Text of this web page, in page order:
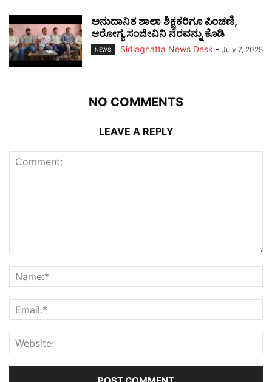
ಅನುದಾನಿತ ಶಾಲಾ ಶಿಕ್ಷಕರಿಗೂ ಪಿಂಚಣಿ,
ಆರೋಗ್ಯ ಸಂಜೀವಿನಿ ನೆರವನ್ನು ಕೊಡಿ
NEWS Sidlaghatta News Desk - July 7, 2025
NO COMMENTS
LEAVE A REPLY